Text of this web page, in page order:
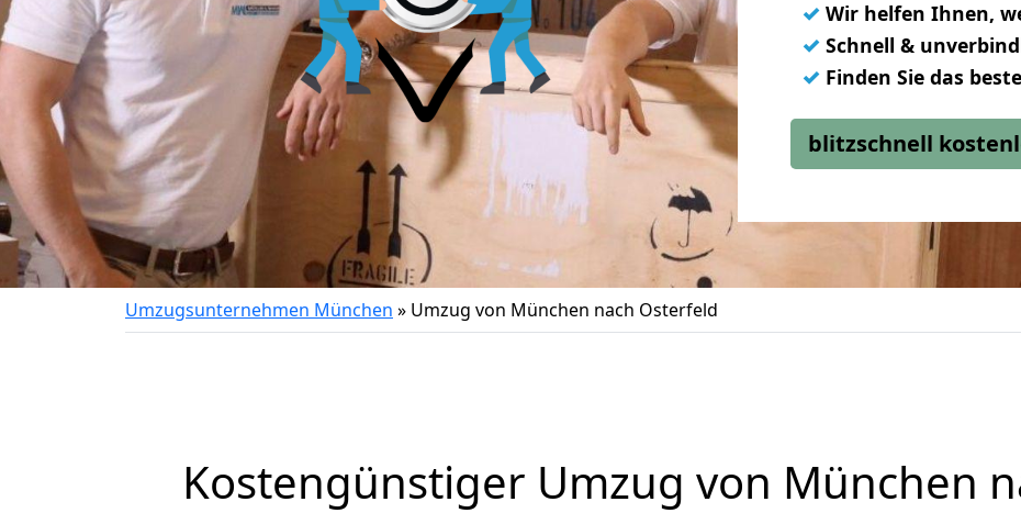
✓ Wir helfen Ihnen,
✓ Schnell &
✓ Finden Sie das
blitzschnell
Umzugsunternehmen München » Umzug von München nach Osterfeld
Kostengünstiger Umzug von München